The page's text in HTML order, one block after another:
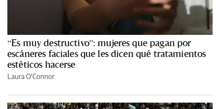
“Es muy destructivo”: mujeres que pagan por
escáneres faciales que les dicen qué tratamientos
estéticos hacerse
Laura O'Connor